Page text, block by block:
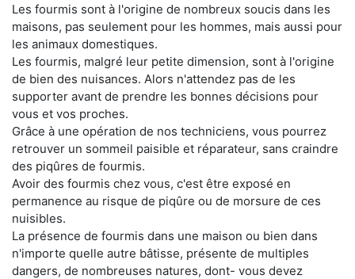
Les fourmis sont à l'origine de nombreux soucis dans les
maisons, pas seulement pour les hommes, mais aussi pour
les animaux domestiques.
Les fourmis, malgré leur petite dimension, sont à l'origine
de bien des nuisances. Alors n'attendez pas de les
supporter avant de prendre les bonnes décisions pour
vous et vos proches.
Grâce à une opération de nos techniciens, vous pourrez
retrouver un sommeil paisible et réparateur, sans craindre
des piqûres de fourmis.
Avoir des fourmis chez vous, c'est être exposé en
permanence au risque de piqûre ou de morsure de ces
nuisibles.
La présence de fourmis dans une maison ou bien dans
n'importe quelle autre bâtisse, présente de multiples
dangers, de nombreuses natures, dont- vous devez